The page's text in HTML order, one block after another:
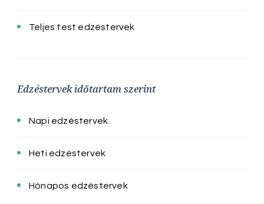
Teljes test edzéstervek
Edzéstervek időtartam szerint
Napi edzéstervek
Heti edzéstervek
Hónapos edzéstervek